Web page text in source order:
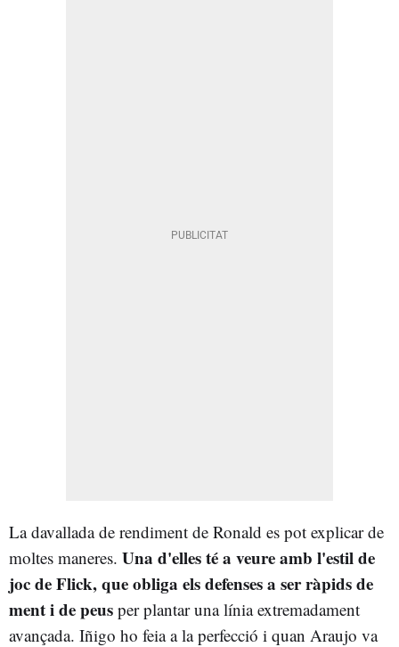
La davallada de rendiment de Ronald es pot explicar de
moltes maneres. Una d'elles té a veure amb l'estil de
joc de Flick, que obliga els defenses a ser ràpids de
ment i de peus per plantar una línia extremadament
avançada. Iñigo ho feia a la perfecció i quan Araujo va